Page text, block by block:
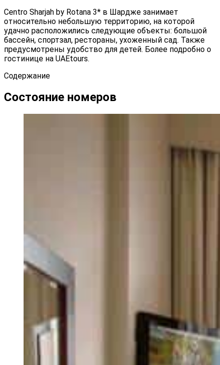
Centro Sharjah by Rotana 3* в Шардже занимает
относительно небольшую территорию, на которой
удачно расположились следующие объекты: большой
бассейн, спортзал, рестораны, ухоженный сад. Также
предусмотрены удобство для детей. Более подробно о
гостинице на UAEtours.
Содержание
Состояние номеров